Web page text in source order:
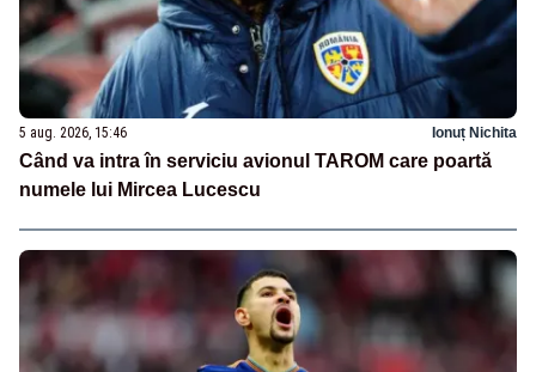
5 aug. 2026, 15:46 Ionuț Nichita
Când va intra în serviciu avionul TAROM care poartă
numele lui Mircea Lucescu